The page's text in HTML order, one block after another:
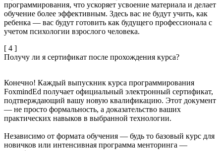
программирования, что ускоряет усвоение материала и делает
обучение более эффективным. Здесь вас не будут учить, как
ребенка — вас будут готовить как будущего профессионала с
учетом психологии взрослого человека.
[ 4 ]
Получу ли я сертификат после прохождения курса?
Конечно! Каждый выпускник курса программирования
FoxmindEd получает официальный электронный сертификат,
подтверждающий вашу новую квалификацию. Этот документ
— не просто формальность, а доказательство ваших
практических навыков в выбранной технологии.
Независимо от формата обучения — будь то базовый курс для
новичков или интенсивная программа менторинга —